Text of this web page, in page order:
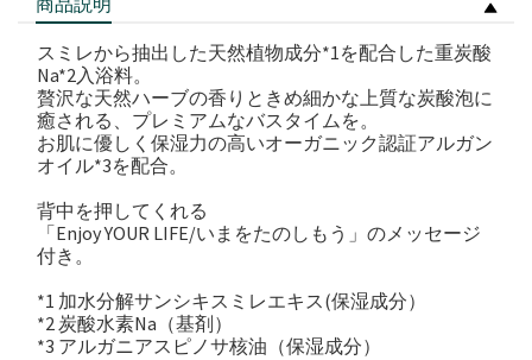
スミレから抽出した天然植物成分*1を配合した重炭酸
Na*2入浴料。
贅沢な天然ハーブの香りときめ細かな上質な炭酸泡に
癒される、プレミアムなバスタイムを。
お肌に優しく保湿力の高いオーガニック認証アルガン
オイル*3を配合。
背中を押してくれる
「Enjoy YOUR LIFE/いまをたのしもう」のメッセージ
付き。
*1 加水分解サンシキスミレエキス(保湿成分）
*2 炭酸水素Na（基剤）
*3 アルガニアスピノサ核油（保湿成分）